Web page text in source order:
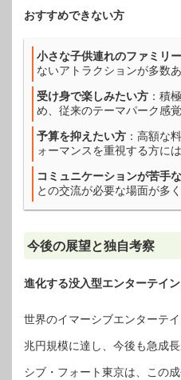
おすすめできない方
小さな子供連れのファミリー
ないアトラクションが多数
受け身で楽しみたい方 ：積
め、従来のテーマパーク感
予算を抑えたい方 ：高額な
ォーマンスを重視する方に
コミュニケーションが苦手
との交流が必要な場面が多
今後の展望と独自考察
進化する没入型エンターテイ
世界のイマーシブエンターテ
兆円規模に達し、今後も急成
シブ・フォート東京は、この